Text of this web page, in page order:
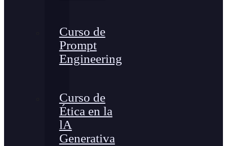
Curso de
Prompt
Engineering
Curso de
Ética en la
lA
Generativa